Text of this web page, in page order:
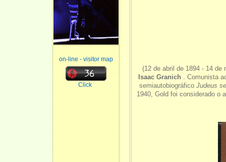
on-line - visitor map
Click
(12 de abril de 1894 - 14 de
Isaac Granich . Comunista
semiautobiográfico Judeus
1940, Gold foi considerado o